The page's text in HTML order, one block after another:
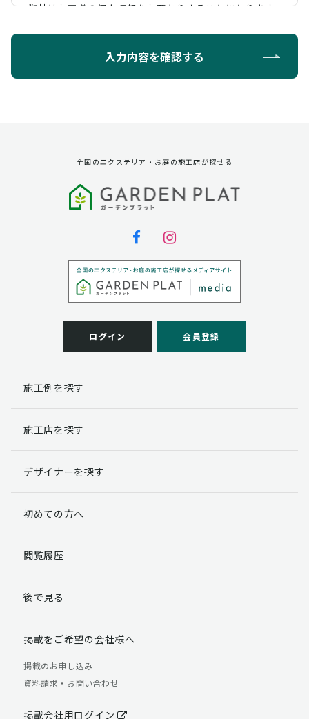
弊社はお客様の個人情報をお預かりすることになります
ように定め、保護に努めております。
第三者への提供
弊社は法律で定められている場合を除いて、お客様の個
個人情報の取扱い業務の委託
弊社は事業運営上、お客様により良いサービスを提供す
るために業務の一部を外部に委託しており、業務委託先
客様には、貴殿の個人情報の利用目的の通知、開示、訂
理・機密保持などによりお客様の個人情報の漏洩防止に
個人情報提出の任意性
す。
らかじめご了承ください。
個人情報の開示請求について
る権利があります。
「個人情報の取り扱いについて」
【お問合せ先】 個人情報問合せ窓口
TEL：03-5411-7891（平日9:00 ～ 18:00）
入力内容を確認する
全国のエクステリア・お庭の施工店が探せる
ログイン 会員登録
施工例を探す
施工店を探す
デザイナーを探す
初めての方へ
閲覧履歴
後で見る
掲載をご希望の会社様へ
掲載のお申し込み
資料請求・お問い合わせ
掲載会社用ログイン